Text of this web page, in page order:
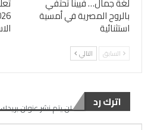
لغة جمال… فيينا تحتفي
بالروح المصرية في أمسية
استثنائية
السابق التالي
اترك رد لن يتم نشر عنوان